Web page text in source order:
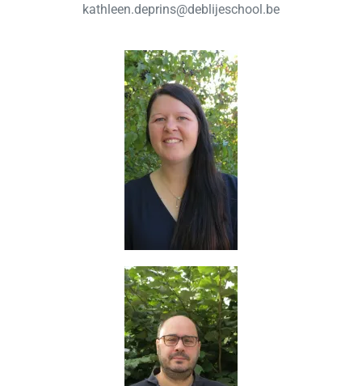
kathleen.deprins@deblijeschool.be